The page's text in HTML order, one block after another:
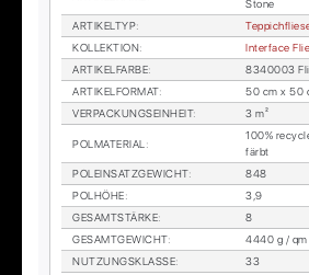
Stone
AR­TI­KEL­TYP:
KOL­LEK­TI­ON:
In­ter­face
AR­TI­KEL­FAR­BE:
8340003
AR­TI­KEL­FOR­MAT:
50 cm x 50
VER­PA­CKUNGS­EIN­HEIT: 3 m²
POL­MA­TE­RI­AL :
100%
färbt
POL­EIN­SATZ­GE­WICHT:
848
POL­HÖ­HE:
3,9
GE­SAMT­STÄR­KE:
8
GE­SAMT­GE­WICHT:
4440 g / qm
NUT­ZUNGS­KLAS­SE:
33